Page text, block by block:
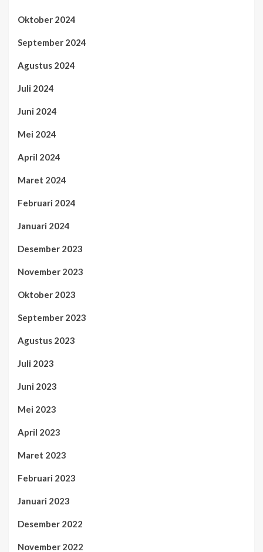
Oktober 2024
September 2024
Agustus 2024
Juli 2024
Juni 2024
Mei 2024
April 2024
Maret 2024
Februari 2024
Januari 2024
Desember 2023
November 2023
Oktober 2023
September 2023
Agustus 2023
Juli 2023
Juni 2023
Mei 2023
April 2023
Maret 2023
Februari 2023
Januari 2023
Desember 2022
November 2022